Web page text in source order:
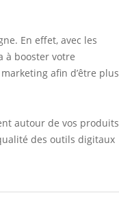
En effet, avec les
à booster votre
afin d’être plus
autour de vos produits
des outils digitaux